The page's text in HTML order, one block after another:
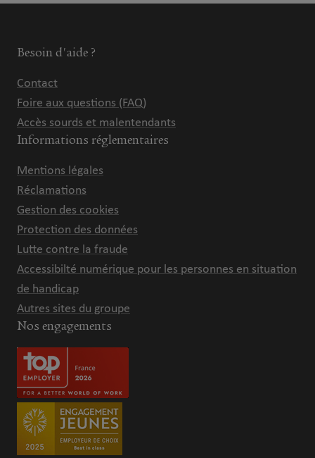
Besoin d'aide ?
Contact
Foire aux questions (FAQ)
Accès sourds et malentendants
Informations réglementaires
Mentions légales
Réclamations
Gestion des cookies
Protection des données
Lutte contre la fraude
Accessibilté numérique pour les personnes en situation
de handicap
Autres sites du groupe
Nos engagements